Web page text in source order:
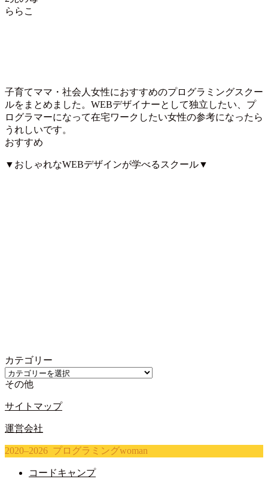
ららこ
子育てママ・社会人女性におすすめのプログラミングスクー
ルをまとめました。WEBデザイナーとして独立したい、プ
ログラマーになって在宅ワークしたい女性の参考になったら
うれしいです。
おすすめ
▼おしゃれなWEBデザインが学べるスクール▼
カテゴリー
カ
テ
リ
ー
その他
サイトマップ
運営会社
2020–2026 プログラミングwoman
コードキャンプ